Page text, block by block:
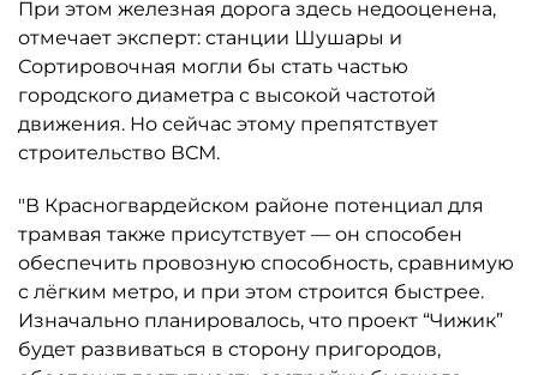
При этом железная дорога здесь недооценена,
отмечает эксперт: станции Шушары и
Сортировочная могли бы стать частью
городского диаметра с высокой частотой
движения. Но сейчас этому препятствует
строительство ВСМ.
"В Красногвардейском районе потенциал для
трамвая также присутствует — он способен
обеспечить провозную способность, сравнимую
с лёгким метро, и при этом строится быстрее.
Изначально планировалось, что проект “Чижик”
будет развиваться в сторону пригородов,